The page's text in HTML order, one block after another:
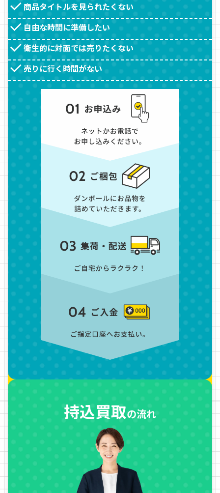
商品タイトルを見られたくない
自由な時間に準備したい
衛生的に対面では売りたくない
売りに行く時間がない
持込買取の流れ